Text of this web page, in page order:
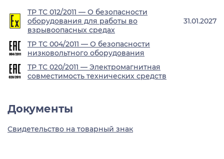
ТР ТС 012/2011 — О безопасности
оборудования для работы во
взрывоопасных средах
31.01.2027
ТР ТС 004/2011 — О безопасности
низковольтного оборудования
ТР ТС 020/2011 — Электромагнитная
совместимость технических средств
Документы
Свидетельство на товарный знак